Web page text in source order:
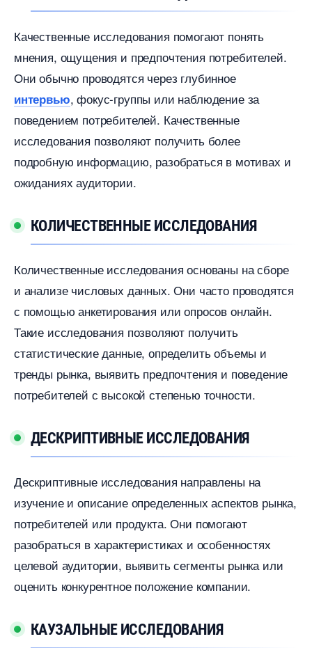
Качественные исследования помогают понять
мнения, ощущения и предпочтения потребителей.​
Они обычно проводятся через глубинное
интервью, фокус-группы или наблюдение за
поведением потребителей.​ Качественные
исследования позволяют получить более
подробную информацию, разобраться в мотивах и
ожиданиях аудитории.
КОЛИЧЕСТВЕННЫЕ ИССЛЕДОВАНИЯ
Количественные исследования основаны на сборе
и анализе числовых данных. Они часто проводятся
с помощью анкетирования или опросов онлайн.​
Такие исследования позволяют получить
статистические данные, определить объемы и
тренды рынка, выявить предпочтения и поведение
потребителей с высокой степенью точности.
ДЕСКРИПТИВНЫЕ ИССЛЕДОВАНИЯ
Дескриптивные исследования направлены на
изучение и описание определенных аспектов рынка,
потребителей или продукта.​ Они помогают
разобраться в характеристиках и особенностях
целевой аудитории, выявить сегменты рынка или
оценить конкурентное положение компании.​
КАУЗАЛЬНЫЕ ИССЛЕДОВАНИЯ